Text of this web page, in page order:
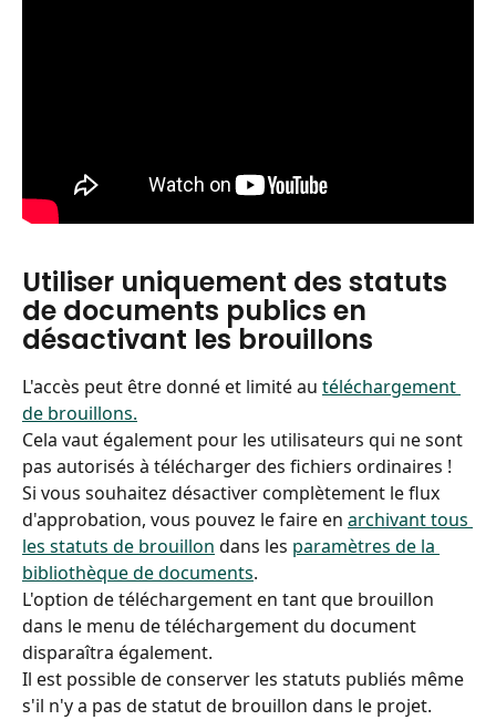
Utiliser uniquement des statuts
de documents publics en
désactivant les brouillons
L'accès peut être donné et limité au téléchargement
de brouillons.
Cela vaut également pour les utilisateurs qui ne sont
pas autorisés à télécharger des fichiers ordinaires !
Si vous souhaitez désactiver complètement le flux
d'approbation, vous pouvez le faire en archivant tous
les statuts de brouillon dans les paramètres de la
bibliothèque de documents.
L'option de téléchargement en tant que brouillon
dans le menu de téléchargement du document
disparaîtra également.
Il est possible de conserver les statuts publiés même
s'il n'y a pas de statut de brouillon dans le projet.